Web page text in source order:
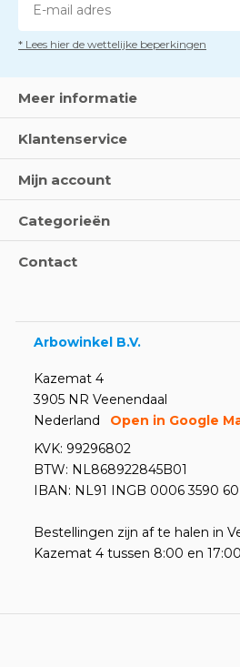
* Lees hier de wettelijke beperkingen
Meer informatie
Klantenservice
Mijn account
Categorieën
Contact
Arbowinkel B.V.
Kazemat 4
3905 NR Veenendaal
Nederland
Open in Google
KVK: 99296802
BTW: NL868922845B01
IBAN: NL91 INGB 0006 3590 60
Bestellingen zijn af te halen in
Kazemat 4 tussen 8:00 en